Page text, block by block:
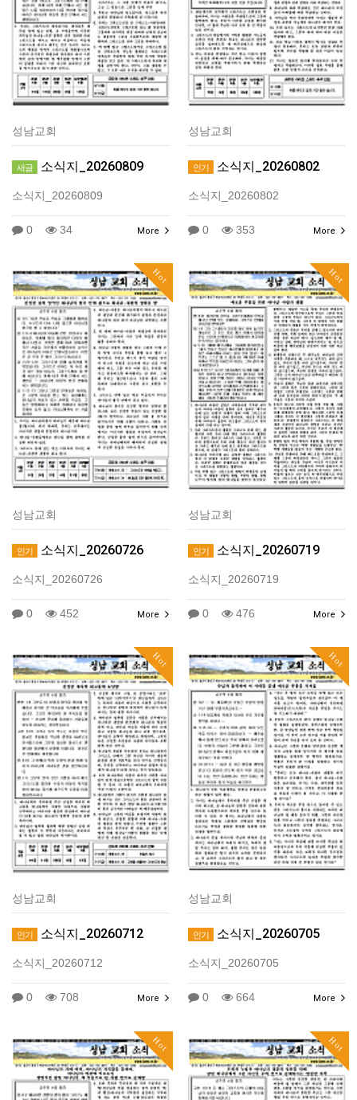
성남교회
새글 소식지_20260809
소식지_20260809
0 34 More
성남교회
인기 소식지_20260802
소식지_20260802
0 353 More
Hot
성남교회
인기 소식지_20260726
소식지_20260726
0 452 More
Hot
성남교회
인기 소식지_20260719
소식지_20260719
0 476 More
Hot
성남교회
인기 소식지_20260712
소식지_20260712
0 708 More
Hot
성남교회
인기 소식지_20260705
소식지_20260705
0 664 More
Hot Hot